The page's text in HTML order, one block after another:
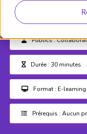
Publics :
Durée : 30 minutes
Format : E-
Prérequis : Aucun